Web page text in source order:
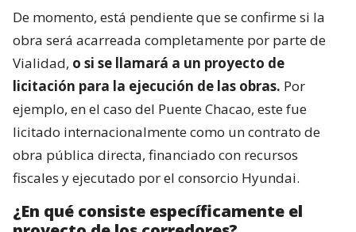
De momento, está pendiente que se confirme si la
obra será acarreada completamente por parte de
Vialidad, o si se llamará a un proyecto de
licitación para la ejecución de las obras. Por
ejemplo, en el caso del Puente Chacao, este fue
licitado internacionalmente como un contrato de
obra pública directa, financiado con recursos
fiscales y ejecutado por el consorcio Hyundai.
¿En qué consiste específicamente el